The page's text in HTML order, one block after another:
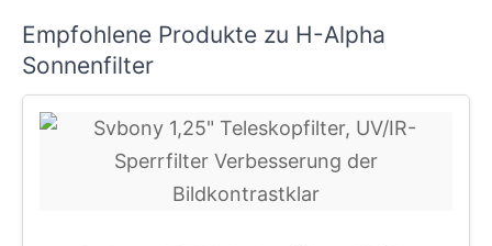
Empfohlene Produkte zu H-Alpha
Sonnenfilter